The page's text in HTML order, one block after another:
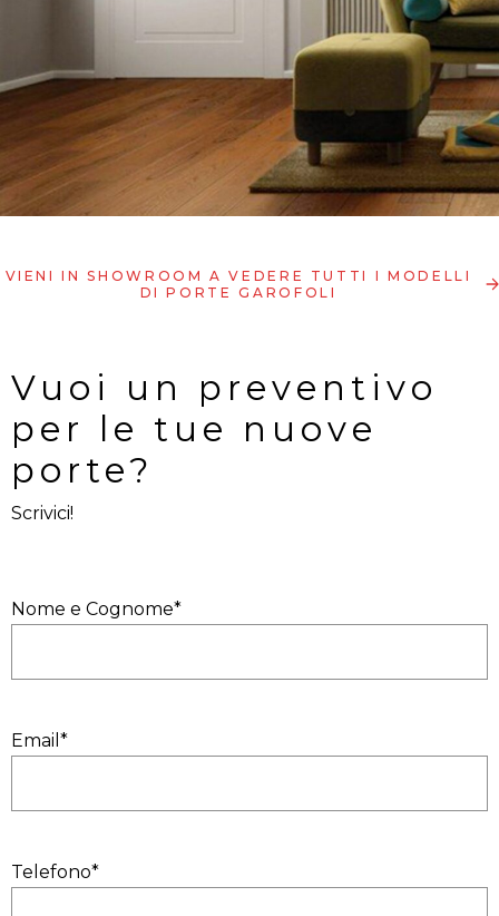
VIENI IN SHOWROOM A VEDERE TUTTI I MODELLI
DI PORTE GAROFOLI
Vuoi un preventivo
per le tue nuove
porte?
Scrivici!
Nome e Cognome*
Email*
Telefono*